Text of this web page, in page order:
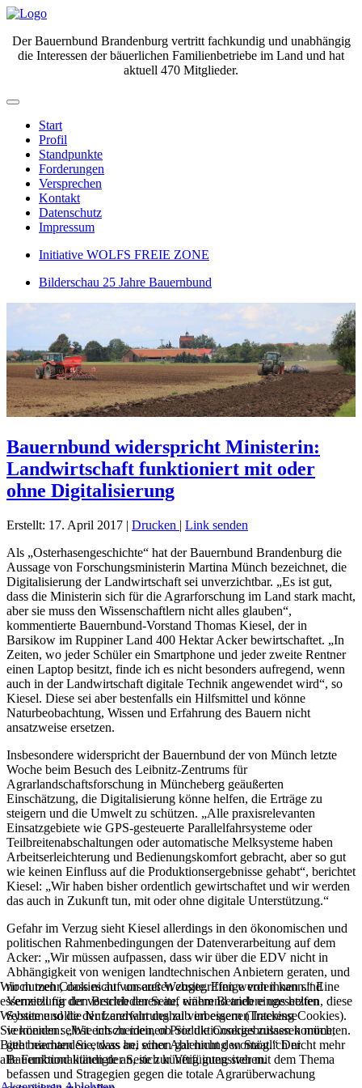
Der Bauernbund Brandenburg vertritt fachkundig und unabhängig
die Interessen der bäuerlichen Familienbetriebe im Land und hat
aktuell 470 Mitglieder.
Start
Profil
Standpunkte
Forderungen
Versprechen
Kontakt
Datenschutz
Impressum
Initiative WOLFS FREIE ZONE
Bilderschau 25 Jahre Bauernbund
Bauernbund widerspricht Ministerin:
Landwirtschaft funktioniert mit oder
ohne Digitalisierung
Erstellt: 17. April 2017 | Drucken | Link senden
Als „Osterhasengeschichte“ hat der Bauernbund Brandenburg die
Aussage von Forschungsministerin Martina Münch bezeichnet, die
Digitalisierung der Landwirtschaft sei unverzichtbar. „Es ist gut,
dass die Ministerin sich für die Agrarforschung im Land stark macht,
aber sie muss den Wissenschaftlern nicht alles glauben“,
kommentierte Bauernbund-Vorstand Thomas Kiesel, der in
Barsikow im Ruppiner Land 400 Hektar Acker bewirtschaftet. „In
Zeiten, wo jeder Schüler ein Smartphone und jeder zweite Rentner
einen Laptop besitzt, finde ich es nicht besonders aufregend, wenn
auch in der Landwirtschaft digitale Technik angewendet wird“, so
Kiesel. Diese sei aber bestenfalls ein Hilfsmittel und könne
Naturbeobachtung, Wissen und Erfahrung des Bauern nicht
ansatzweise ersetzen.
Insbesondere widerspricht der Bauernbund der von Münch letzte
Woche beim Besuch des Leibnitz-Zentrums für
Agrarlandschaftsforschung in Müncheberg geäußerten
Einschätzung, die Digitalisierung könne helfen, die Erträge zu
steigern und die Umwelt zu schützen. „Alle praxisrelevanten
Einsatzgebiete wie GPS-gesteuerte Parallelfahrsysteme oder
Teilbreitenabschaltungen oder automatische Melksysteme haben
Arbeitserleichterung und Bedienungskomfort gebracht, aber so gut
wie keinen Einfluss auf die Produktionsergebnisse gehabt“, berichtet
Kiesel: „Wir haben bisher ordentlich gewirtschaftet und wir werden
das auch in Zukunft tun, mit oder ohne digitale Unterstützung.“
Gefahr im Verzug sieht Kiesel allerdings in den ökonomischen und
politischen Rahmenbedingungen der Datenverarbeitung auf dem
Acker: „Wir müssen aufpassen, dass wir über die EDV nicht in
Abhängigkeit von wenigen landtechnischen Anbietern geraten, und
noch mehr, dass nicht von außen zugegriffen werden kann.“ Eine
Vernetzung der verschiedenen auf einem Betrieb eingesetzten
Systeme sollte der Landwirt deshalb im eigenen Interesse
vermeiden: „Wie ich zu meinen Produktionsergebnissen komme,
geht niemanden etwas an, schon gar nicht den Staat.“ Der
Bauernbund kündigte an, sich künftig intensiver mit dem Thema
befassen und Stragegien gegen die totale Agrarüberwachung
Wir nutzen Cookies auf unserer Website. Einige von ihnen sind
essenziell für den Betrieb der Seite, während andere uns helfen, diese
Website und die Nutzererfahrung zu verbessern (Tracking Cookies).
Sie können selbst entscheiden, ob Sie die Cookies zulassen möchten.
Bitte beachten Sie, dass bei einer Ablehnung womöglich nicht mehr
alle Funktionalitäten der Seite zur Verfügung stehen.